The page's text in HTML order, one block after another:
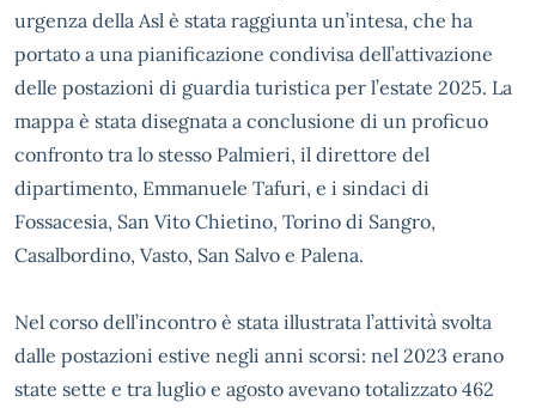
urgenza della Asl è stata raggiunta un’intesa, che ha
portato a una pianificazione condivisa dell’attivazione
delle postazioni di guardia turistica per l’estate 2025. La
mappa è stata disegnata a conclusione di un proficuo
confronto tra lo stesso Palmieri, il direttore del
dipartimento, Emmanuele Tafuri, e i sindaci di
Fossacesia, San Vito Chietino, Torino di Sangro,
Casalbordino, Vasto, San Salvo e Palena.
Nel corso dell’incontro è stata illustrata l’attività svolta
dalle postazioni estive negli anni scorsi: nel 2023 erano
state sette e tra luglio e agosto avevano totalizzato 462